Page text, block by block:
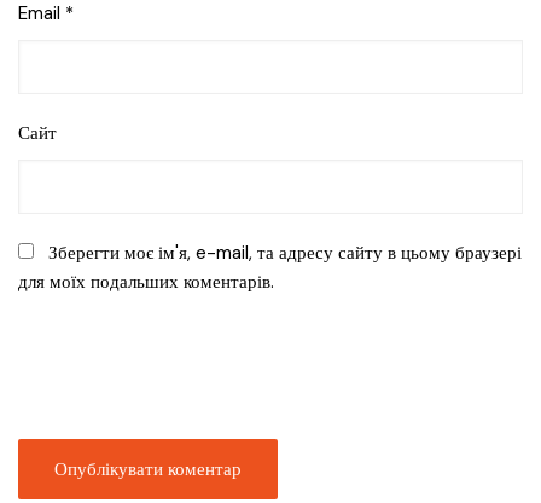
Email *
Сайт
Зберегти моє ім'я, e-mail, та адресу сайту в цьому браузері
для моїх подальших коментарів.